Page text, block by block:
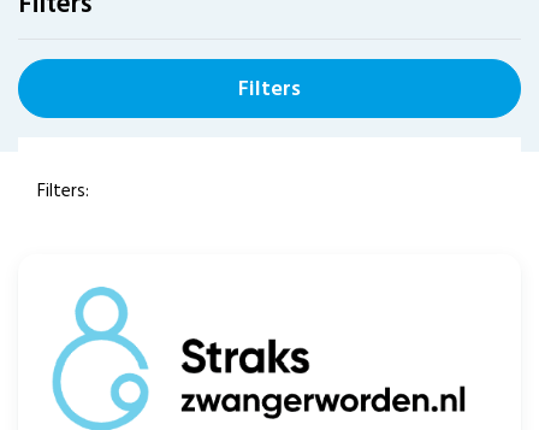
Filters
Filters: